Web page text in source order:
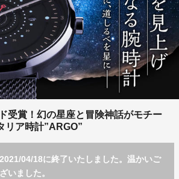
受賞！幻の星座と冒険神話がモチー
リア時計”ARGO”
04/18に終了いたしました。温かいご
いました。